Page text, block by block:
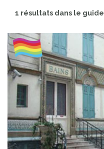
1 résultats dans le guide